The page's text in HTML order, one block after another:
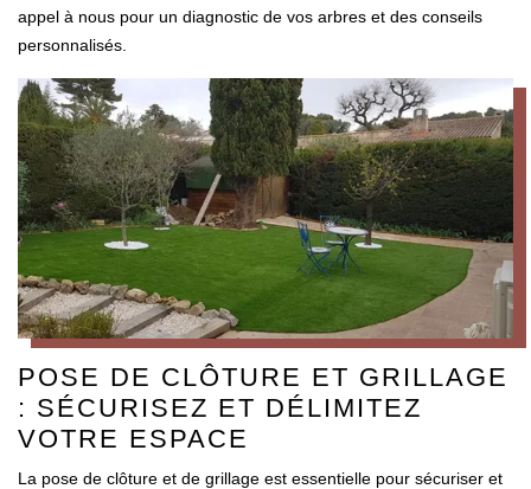
appel à nous pour un diagnostic de vos arbres et des conseils
personnalisés.
POSE DE CLÔTURE ET GRILLAGE
: SÉCURISEZ ET DÉLIMITEZ
VOTRE ESPACE
La pose de clôture et de grillage est essentielle pour sécuriser et